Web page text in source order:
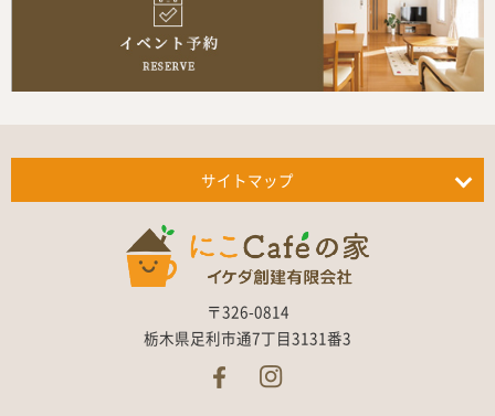
サイトマップ
〒326-0814
栃木県足利市通7丁目3131番3